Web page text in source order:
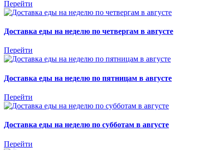
Перейти
Доставка еды на неделю по четвергам в августе
Перейти
Доставка еды на неделю по пятницам в августе
Перейти
Доставка еды на неделю по субботам в августе
Перейти